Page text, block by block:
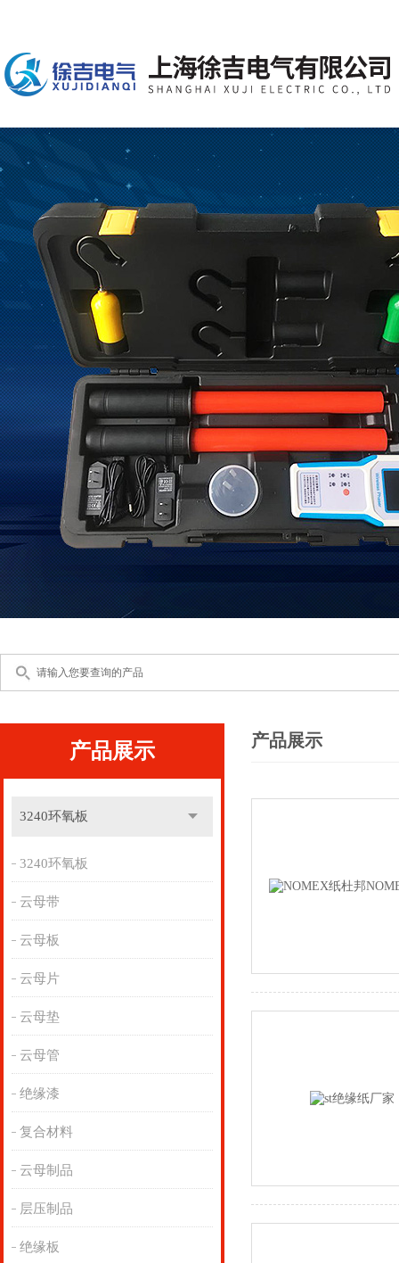
产品展示
3240环氧板
3240环氧板
云母带
云母板
云母片
云母垫
云母管
绝缘漆
复合材料
云母制品
层压制品
绝缘板
产品展示